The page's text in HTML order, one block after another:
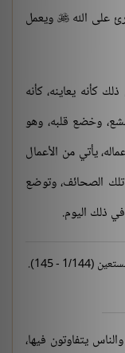
على الله ويعمل
كأنه يعاينه، كأنه
وخضع قلبه، وهو
يأتي من الأعمال
الصحائف، وتوضع
في ذلك اليوم.
- 145).
يتفاوتون فيها،